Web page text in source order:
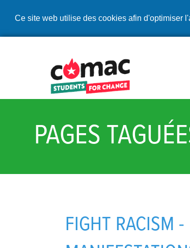
Ce site web utilise des cookies afin d'optimiser
PAGES
FIGHT RACISM